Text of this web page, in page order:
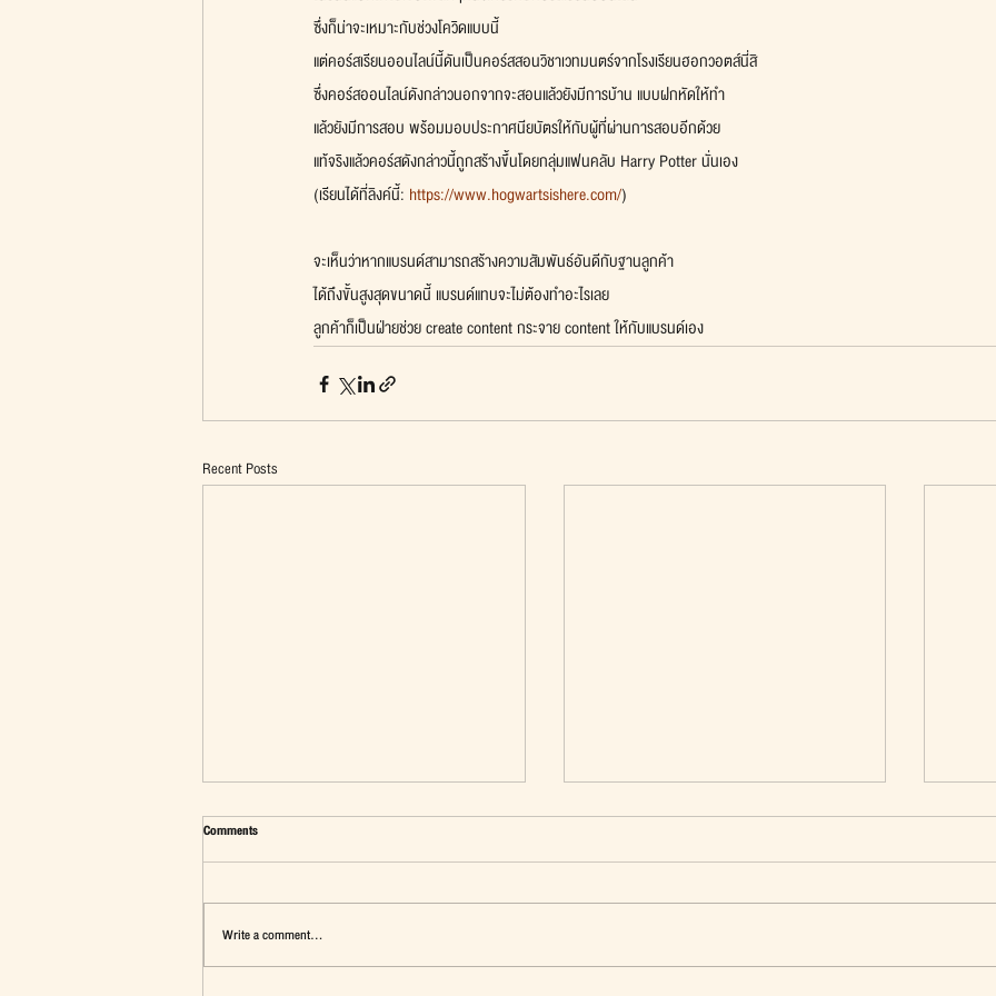
ซึ่งก็น่าจะเหมาะกับช่วงโควิดแบบนี้
แต่คอร์สเรียนออนไลน์นี้ดันเป็นคอร์สสอนวิชาเวทมนตร์จากโรงเรียนฮอกวอตส์นี่สิ
ซึ่งคอร์สออนไลน์ดังกล่าวนอกจากจะสอนแล้วยังมีการบ้าน แบบฝกหัดให้ทำ
แล้วยังมีการสอบ พร้อมมอบประกาศนียบัตรให้กับผู้ที่ผ่านการสอบอีกด้วย
แท้จริงแล้วคอร์สดังกล่าวนี้ถูกสร้างขึ้นโดยกลุ่มแฟนคลับ Harry Potter นั่นเอง
(เรียนได้ที่ลิงค์นี้: https://www.hogwartsishere.com/)
จะเห็นว่าหากแบรนด์สามารถสร้างความสัมพันธ์อันดีกับฐานลูกค้า
ได้ถึงขั้นสูงสุดขนาดนี้ แบรนด์แทบจะไม่ต้องทำอะไรเลย
ลูกค้าก็เป็นฝ่ายช่วย create content กระจาย content ให้กับแบรนด์เอง
Recent Posts
มุมมองต่อประเด็น"นักเรียนทุนรัฐบาลไทย"
Comments
Write a comment...